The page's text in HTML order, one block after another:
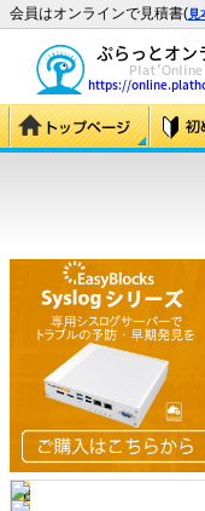
会員はオンラインで見積書(見